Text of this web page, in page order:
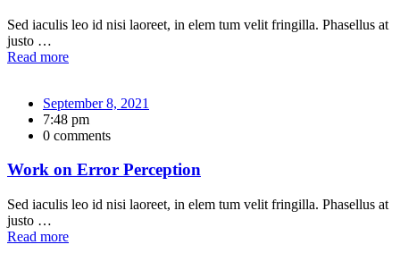
Sed iaculis leo id nisi laoreet, in elem tum velit fringilla. Phasellus at
justo …
Read more
September 8, 2021
7:48 pm
0 comments
Work on Error Perception
Sed iaculis leo id nisi laoreet, in elem tum velit fringilla. Phasellus at
justo …
Read more